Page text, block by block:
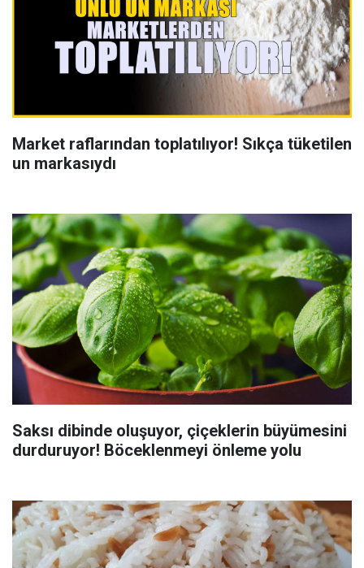
Market raflarından toplatılıyor! Sıkça tüketilen
un markasıydı
Saksı dibinde oluşuyor, çiçeklerin büyümesini
durduruyor! Böceklenmeyi önleme yolu